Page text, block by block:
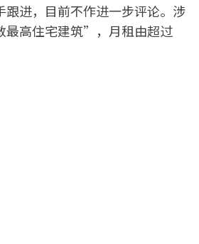
跟进，目前不作进一步评论。涉
高住宅建筑”，月租由超过